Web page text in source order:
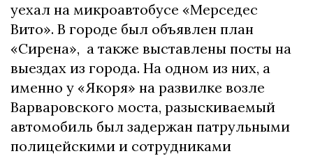
уехал на микроавтобусе «Мерседес
Вито». В городе был объявлен план
«Сирена», а также выставлены посты на
выездах из города. На одном из них, а
именно у «Якоря» на развилке возле
Варваровского моста, разыскиваемый
автомобиль был задержан патрульными
полицейскими и сотрудниками